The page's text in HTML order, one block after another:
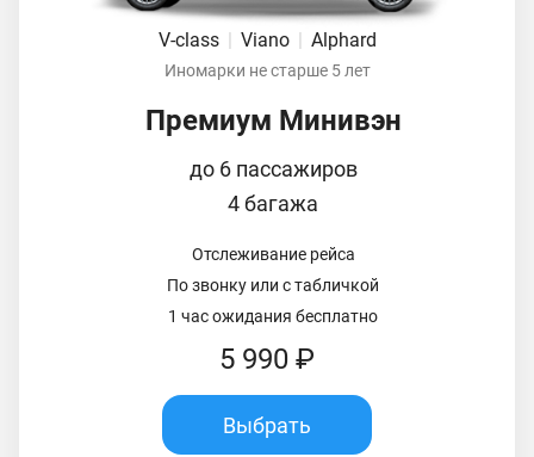
V-class Viano Alphard
Иномарки не старше 5 лет
Премиум Минивэн
до 6 пассажиров
4 багажа
Отслеживание рейса
По звонку или с табличкой
1 час ожидания бесплатно
5 990 ₽
Выбрать